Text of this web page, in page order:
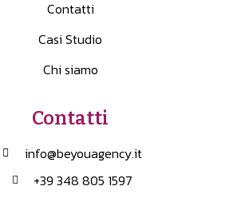
Contatti
Casi Studio
Chi siamo
Contatti
info@beyouagency.it
+39 348 805 1597